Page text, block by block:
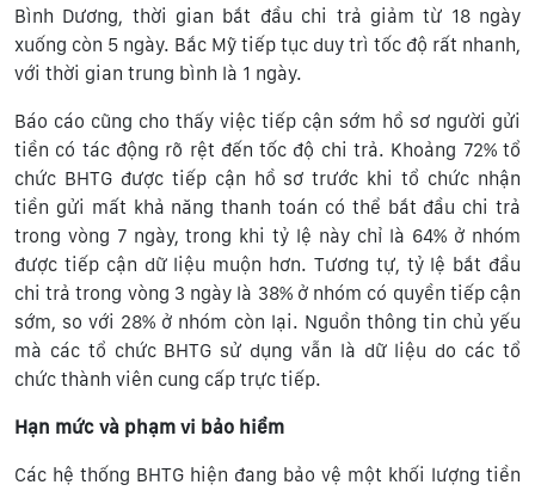
Bình Dương, thời gian bắt đầu chi trả giảm từ 18 ngày
xuống còn 5 ngày. Bắc Mỹ tiếp tục duy trì tốc độ rất nhanh,
với thời gian trung bình là 1 ngày.
Báo cáo cũng cho thấy việc tiếp cận sớm hồ sơ người gửi
tiền có tác động rõ rệt đến tốc độ chi trả. Khoảng 72% tổ
chức BHTG được tiếp cận hồ sơ trước khi tổ chức nhận
tiền gửi mất khả năng thanh toán có thể bắt đầu chi trả
trong vòng 7 ngày, trong khi tỷ lệ này chỉ là 64% ở nhóm
được tiếp cận dữ liệu muộn hơn. Tương tự, tỷ lệ bắt đầu
chi trả trong vòng 3 ngày là 38% ở nhóm có quyền tiếp cận
sớm, so với 28% ở nhóm còn lại. Nguồn thông tin chủ yếu
mà các tổ chức BHTG sử dụng vẫn là dữ liệu do các tổ
chức thành viên cung cấp trực tiếp.
Hạn mức và phạm vi bảo hiểm
Các hệ thống BHTG hiện đang bảo vệ một khối lượng tiền